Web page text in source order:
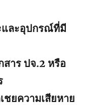
ละอุปกรณ์ที่มี
สาร ปจ.2 หรือ
ชยความเสียหาย